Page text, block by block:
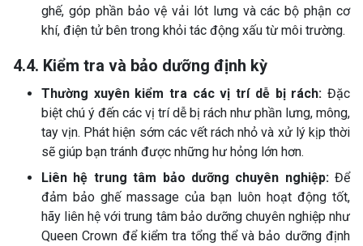
ghế, góp phần bảo vệ vải lót lưng và các bộ phận cơ
khí, điện tử bên trong khỏi tác động xấu từ môi trường.
4.4. Kiểm tra và bảo dưỡng định kỳ
Thường xuyên kiểm tra các vị trí dễ bị rách: Đặc
biệt chú ý đến các vị trí dễ bị rách như phần lưng, mông,
tay vịn. Phát hiện sớm các vết rách nhỏ và xử lý kịp thời
sẽ giúp bạn tránh được những hư hỏng lớn hơn.
Liên hệ trung tâm bảo dưỡng chuyên nghiệp:Để
đảm bảo ghế massage của bạn luôn hoạt động tốt,
hãy liên hệ với trung tâm bảo dưỡng chuyên nghiệp như
Queen Crown để kiểm tra tổng thể và bảo dưỡng định